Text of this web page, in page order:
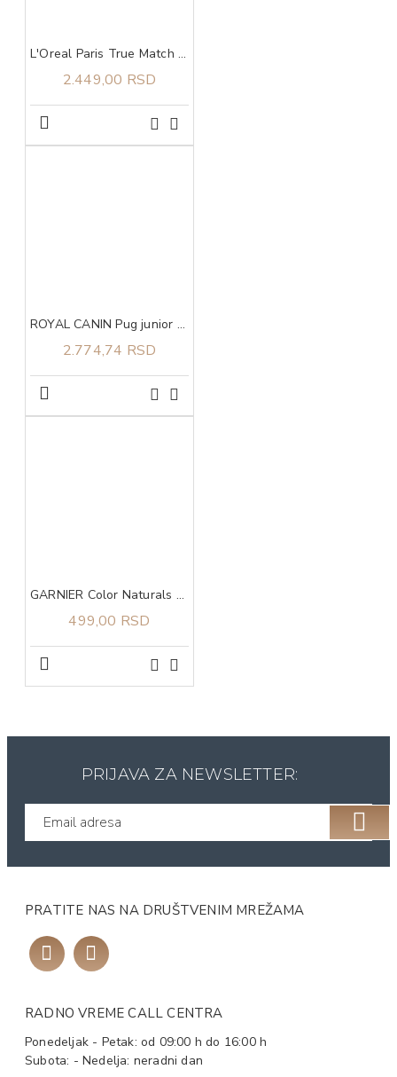
L'Oreal Paris True Match tonirani serum 1-2
2.449,00 RSD
ROYAL CANIN Pug junior 1,5kg
2.774,74 RSD
GARNIER Color Naturals 4.3 boja za kosu
499,00 RSD
PRIJAVA ZA NEWSLETTER:
PRATITE NAS NA DRUŠTVENIM MREŽAMA
RADNO VREME CALL CENTRA
Ponedeljak - Petak: od 09:00 h do 16:00 h
Subota: - Nedelja: neradni dan